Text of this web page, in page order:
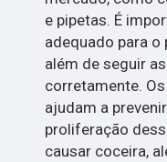
e pipetas. É
adequado para o
além de seguir
corretamente.
ajudam a
proliferação
causar coceira,